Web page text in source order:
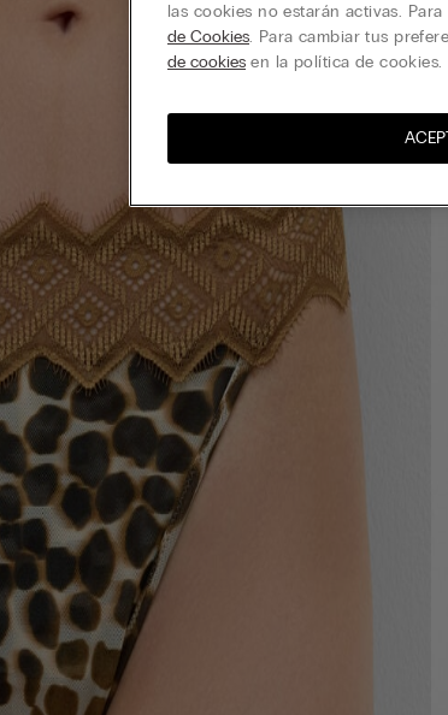
las cookies no estarán activas.
de Cookies. Para cambiar tus
de cookies en la política de cookies.